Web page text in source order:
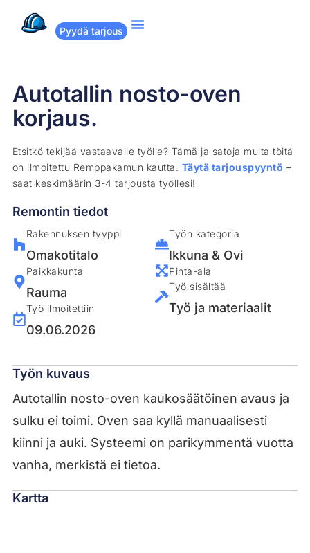
Pyydä tarjous
Autotallin nosto-oven
korjaus.
Etsitkö tekijää vastaavalle työlle? Tämä ja satoja muita töitä
on ilmoitettu Remppakamun kautta. Täytä tarjouspyyntö –
saat keskimäärin 3-4 tarjousta työllesi!
Remontin tiedot
Rakennuksen tyyppi
Omakotitalo
Paikkakunta
Rauma
Työ ilmoitettiin
09.06.2026
Työn kategoria
Ikkuna & Ovi
Pinta-ala
Työ sisältää
Työ ja materiaalit
Työn kuvaus
Autotallin nosto-oven kaukosäätöinen avaus ja
sulku ei toimi. Oven saa kyllä manuaalisesti
kiinni ja auki. Systeemi on parikymmentä vuotta
vanha, merkistä ei tietoa.
Kartta